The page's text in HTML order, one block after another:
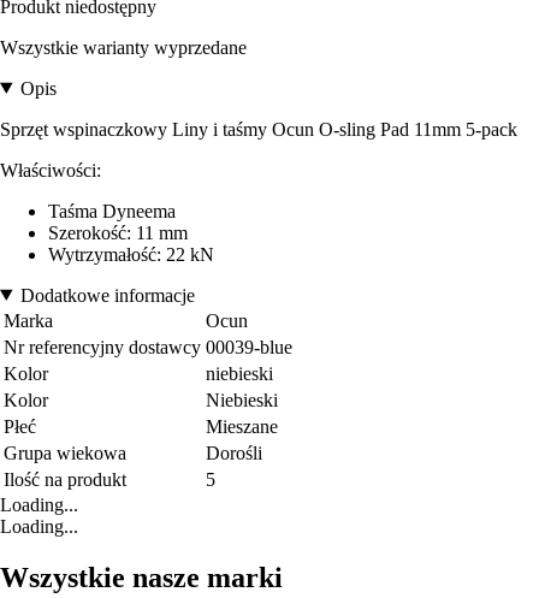
Produkt niedostępny
Wszystkie warianty wyprzedane
Opis
Sprzęt wspinaczkowy Liny i taśmy Ocun O-sling Pad 11mm 5-pack
Właściwości:
Taśma Dyneema
Szerokość: 11 mm
Wytrzymałość: 22 kN
Dodatkowe informacje
Marka
Ocun
Nr referencyjny dostawcy 00039-blue
Kolor
niebieski
Kolor
Niebieski
Płeć
Mieszane
Grupa wiekowa
Dorośli
Ilość na produkt
5
Loading...
Loading...
Wszystkie nasze marki